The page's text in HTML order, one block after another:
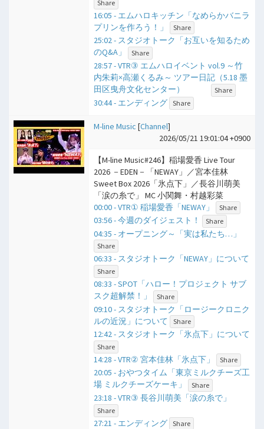
Share
16:05 - エムハロキッチン「なめらかバニラ
プリンを作ろう！」
Share
25:02 - スタジオトーク「お互いを知るため
のQ&A」
Share
28:57 - VTR③ エムハロイベント vol.9 ～竹
内朱莉×高瀬くるみ～ ツアー日記（5.18 墨
田区曳舟文化センター）
Share
30:44 - エンディング Share
M-line Music [Channel]
2026/05/21 19:01:04 +0900
【M-line Music#246】稲場愛香 Live Tour
2026 －EDEN－「NEWAY」／宮本佳林
Sweet Box 2026「氷点下」／長谷川萌美
「涙の糸で」 MC 小関舞・村越彩菜
00:00 - VTR① 稲場愛香「NEWAY」
Share
03:56 - 今週のダイジェスト！ Share
04:35 - オープニング～「実は私たち…」
Share
06:33 - スタジオトーク「NEWAY」について
Share
08:33 - SPOT「ハロー！プロジェクト サブ
スク超解禁！」
Share
09:10 - スタジオトーク「ロージークロニク
ルの近況」について
Share
12:42 - スタジオトーク「氷点下」について
Share
14:28 - VTR② 宮本佳林「氷点下」 Share
20:05 - おやつタイム「東京ミルクチーズ工
場 ミルクチーズケーキ」
Share
23:18 - VTR③ 長谷川萌美「涙の糸で」
Share
27:21 - エンディング Share